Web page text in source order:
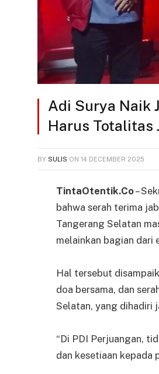
Adi Surya Naik
Harus Totalitas
BY SULIS ON 14 DECEMBER 2025
TintaOtentik.Co–
bahwa serah terima
Tangerang Selatan
melainkan bagian dari
Hal tersebut
doa bersama, dan
Selatan, yang dihadiri
“Di PDI Perjuangan,
dan kesetiaan kepada